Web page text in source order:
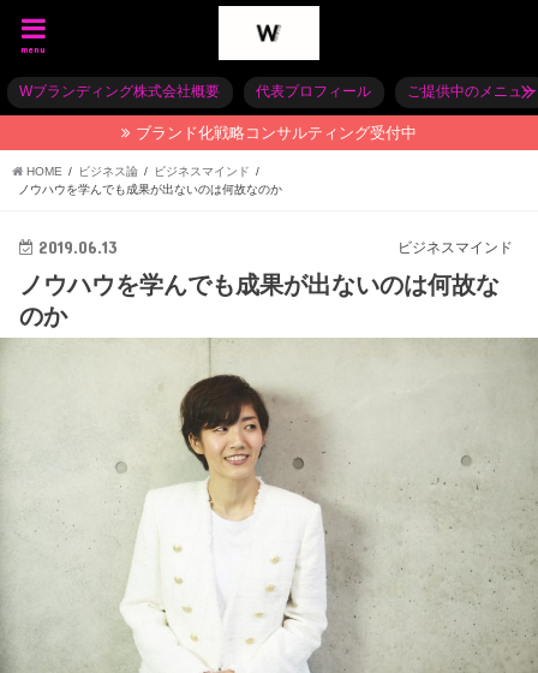
menu
Wブランディング株式会社概要 代表プロフィール ご提供中のメニュー
ブランド化戦略コンサルティング受付中
HOME ビジネス論
ビジネスマインド
ノウハウを学んでも成果が出ないのは何故なのか
ビジネスマインド
2019.06.13
ノウハウを学んでも成果が出ないのは何故な
のか